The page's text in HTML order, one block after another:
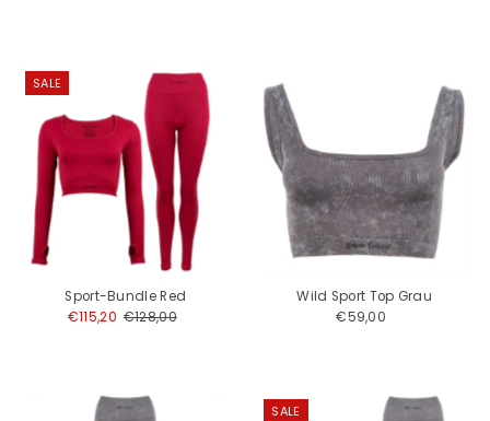
SALE
Sport-Bundle Red
Angebotspreis
€115,20 Regulärer
€128,00
Wild Sport Top Grau
Regulärer
€59,00
SALE